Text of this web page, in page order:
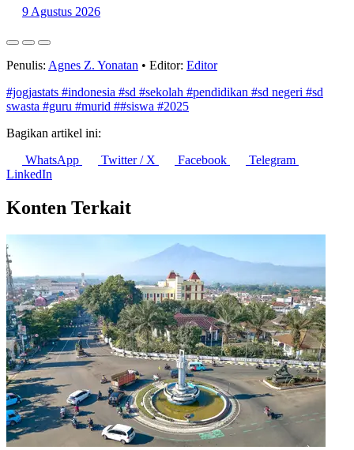
9 Agustus 2026
Penulis: Agnes Z. Yonatan • Editor: Editor
#jogjastats #indonesia #sd #sekolah #pendidikan #sd negeri #sd
swasta #guru #murid ##siswa #2025
Bagikan artikel ini:
WhatsApp
Twitter / X Facebook
Telegram
LinkedIn
Konten Terkait